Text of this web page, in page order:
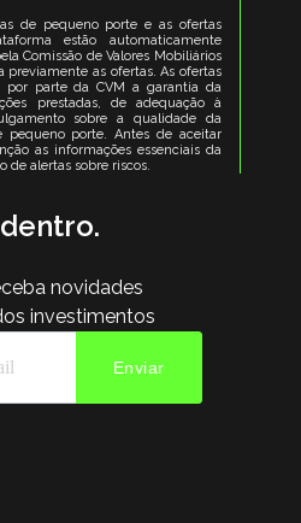
de pequeno porte e as ofertas
estão automaticamente
Comissão de Valores Mobiliários
previamente as ofertas. As ofertas
por parte da CVM a garantia da
prestadas, de adequação à
sobre a qualidade da
pequeno porte. Antes de aceitar
as informações essenciais da
de alertas sobre riscos.
novidades
investimentos
Enviar